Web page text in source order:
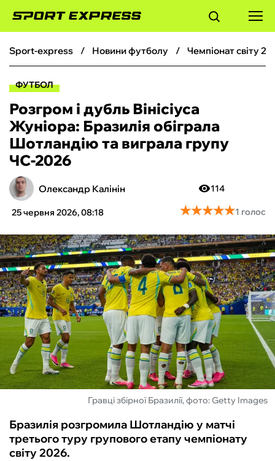
ФУТБОЛ
БОКС
ХОКЕЙ
ТЕНІС
КІБЕРСПОРТ
ЧС-2026
ФУТЗАЛ
ІНШІ
БУКМЕКЕРИ
sport-express новини футболу чемпіонат світу
ФУТБОЛ
Розгром і дубль Вінісіуса
Жуніора: Бразилія обіграла
Шотландію та виграла групу
ЧС-2026
Олександр Калінін
25 червня 2026, 08:18
114
★★★★★
★★★★★1 голос
Гравці збірної Бразилії, фото: Getty Images
Бразилія розгромила Шотландію у матчі
третього туру групового етапу чемпіонату
світу 2026.